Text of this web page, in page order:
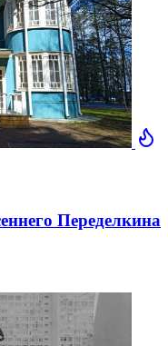
Переделкина